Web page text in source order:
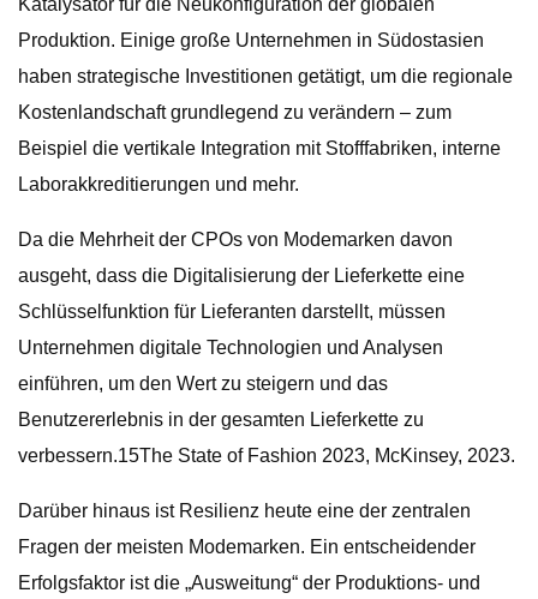
Katalysator für die Neukonfiguration der globalen
Produktion. Einige große Unternehmen in Südostasien
haben strategische Investitionen getätigt, um die regionale
Kostenlandschaft grundlegend zu verändern – zum
Beispiel die vertikale Integration mit Stofffabriken, interne
Laborakkreditierungen und mehr.
Da die Mehrheit der CPOs von Modemarken davon
ausgeht, dass die Digitalisierung der Lieferkette eine
Schlüsselfunktion für Lieferanten darstellt, müssen
Unternehmen digitale Technologien und Analysen
einführen, um den Wert zu steigern und das
Benutzererlebnis in der gesamten Lieferkette zu
verbessern.15The State of Fashion 2023, McKinsey, 2023.
Darüber hinaus ist Resilienz heute eine der zentralen
Fragen der meisten Modemarken. Ein entscheidender
Erfolgsfaktor ist die „Ausweitung“ der Produktions- und